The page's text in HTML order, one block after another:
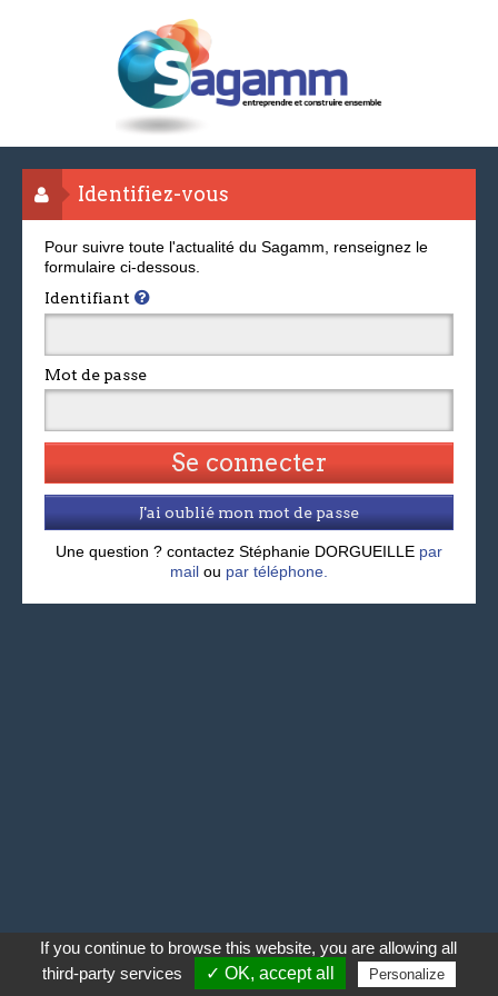
Identifiez-vous
Pour suivre toute l'actualité du Sagamm, renseignez le
formulaire ci-dessous.
Identifiant
Mot de passe
J'ai oublié mon mot de passe
Une question ? contactez Stéphanie DORGUEILLE par
mail ou par téléphone.
If you continue to browse this website, you are allowing all
third-party services
✓ OK, accept all Personalize